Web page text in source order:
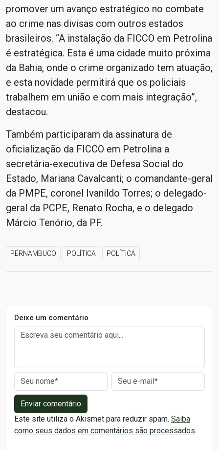
promover um avanço estratégico no combate
ao crime nas divisas com outros estados
brasileiros. “A instalação da FICCO em Petrolina
é estratégica. Esta é uma cidade muito próxima
da Bahia, onde o crime organizado tem atuação,
e esta novidade permitirá que os policiais
trabalhem em união e com mais integração”,
destacou.
Também participaram da assinatura de
oficialização da FICCO em Petrolina a
secretária-executiva de Defesa Social do
Estado, Mariana Cavalcanti; o comandante-geral
da PMPE, coronel Ivanildo Torres; o delegado-
geral da PCPE, Renato Rocha, e o delegado
Márcio Tenório, da PF.
PERNAMBUCO POLÍTICA POLÍTICA
Deixe um comentário
Enviar comentário
Este site utiliza o Akismet para reduzir spam. Saiba
como seus dados em comentários são processados.